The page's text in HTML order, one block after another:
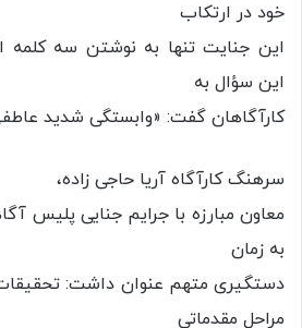
خود در ارتکاب
این جنایت تنها به نوشتن سه کلمه
این سؤال به
کارآگاهان گفت: «وابستگی شدید
سرهنگ کارآگاه آریا حاجی زاده،
معاون مبارزه با جرایم جنایی پلیس
به زمان
دستگیری متهم عنوان داشت: تحقیقات
مراحل مقدماتی